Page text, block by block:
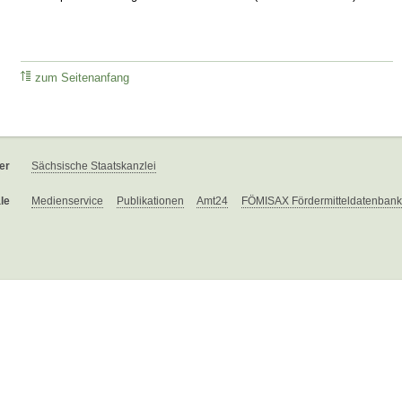
zum Seitenanfang
Sächsische Staatskanzlei
Medienservice Publikationen Amt24 FÖMISAX Fördermitteldatenbank